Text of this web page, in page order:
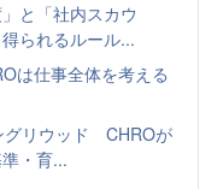
と「社内スカウ
られるルール...
は仕事全体を考える
グリウッド CHROが
・育...